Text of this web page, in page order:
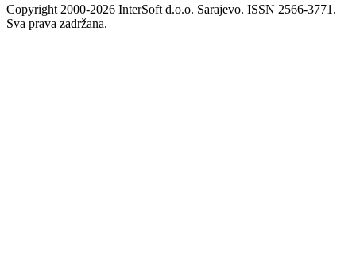
Copyright 2000-2026 InterSoft d.o.o. Sarajevo. ISSN 2566-3771.
Sva prava zadržana.